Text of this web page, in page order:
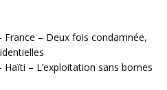
France – Deux fois condamnée,
– L’exploitation sans bornes